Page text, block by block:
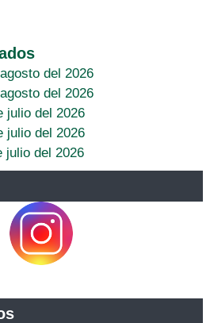
del 2026
del 2026
julio del 2026
julio del 2026
julio del 2026